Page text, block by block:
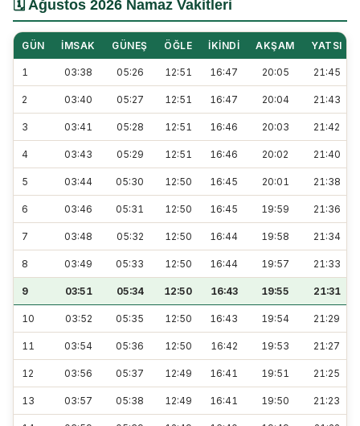
🗓️ Ağustos 2026 Namaz Vakitleri
GÜN İMSAK GÜNEŞ ÖĞLE İKINDI AKŞAM YATSI
1 03:38 05:26 12:51 16:47 20:05 21:45
2 03:40 05:27 12:51 16:47 20:04 21:43
3 03:41 05:28 12:51 16:46 20:03 21:42
4 03:43 05:29 12:51 16:46 20:02 21:40
5 03:44 05:30 12:50 16:45 20:01 21:38
6 03:46 05:31 12:50 16:45 19:59 21:36
7 03:48 05:32 12:50 16:44 19:58 21:34
8 03:49 05:33 12:50 16:44 19:57 21:33
9 03:51 05:34 12:50 16:43 19:55 21:31
10 03:52 05:35 12:50 16:43 19:54 21:29
11 03:54 05:36 12:50 16:42 19:53 21:27
12 03:56 05:37 12:49 16:41 19:51 21:25
13 03:57 05:38 12:49 16:41 19:50 21:23